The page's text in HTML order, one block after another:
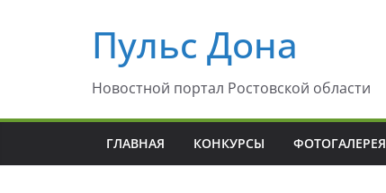
содержимомуПульс Дона
Новостной портал Ростовской области
ГЛАВНАЯ КОНКУРСЫ ФОТОГАЛЕРЕЯ